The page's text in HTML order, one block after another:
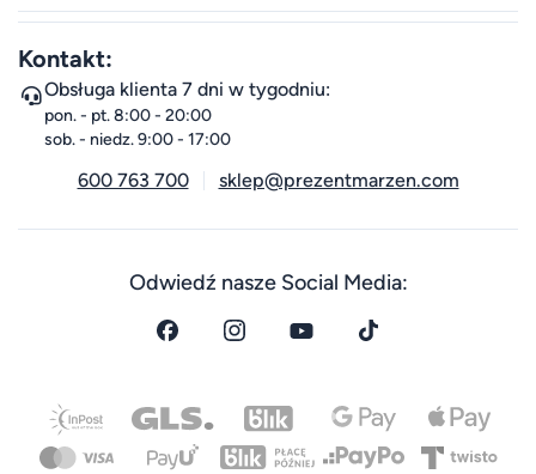
Kontakt:
Obsługa klienta 7 dni w tygodniu:
pon. - pt. 8:00 - 20:00
sob. - niedz. 9:00 - 17:00
600 763 700 sklep@prezentmarzen.com
Odwiedź nasze Social Media: